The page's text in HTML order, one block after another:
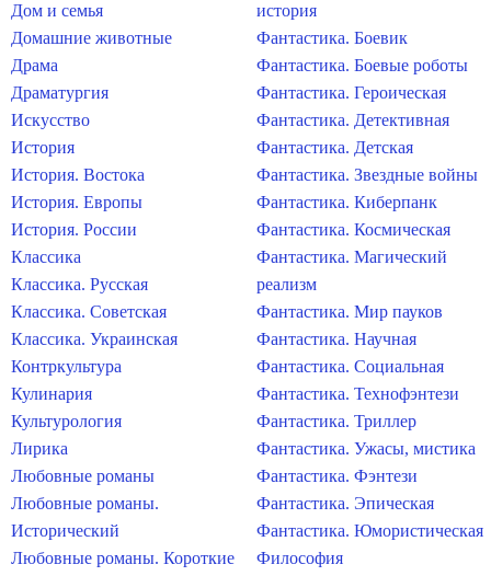
Дом и семья
Домашние животные
Драма
Драматургия
Искусство
История
История. Востока
История. Европы
История. России
Классика
Классика. Русская
Классика. Советская
Классика. Украинская
Контркультура
Кулинария
Культурология
Лирика
Любовные романы
Любовные романы.
Исторический
Любовные романы. Короткие
история
Фантастика. Боевик
Фантастика. Боевые роботы
Фантастика. Героическая
Фантастика. Детективная
Фантастика. Детская
Фантастика. Звездные войны
Фантастика. Киберпанк
Фантастика. Космическая
Фантастика. Магический
реализм
Фантастика. Мир пауков
Фантастика. Научная
Фантастика. Социальная
Фантастика. Технофэнтези
Фантастика. Триллер
Фантастика. Ужасы, мистика
Фантастика. Фэнтези
Фантастика. Эпическая
Фантастика. Юмористическая
Философия